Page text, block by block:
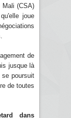
(CSA)
joue
de
jusque là
poursuit
de toutes
dans